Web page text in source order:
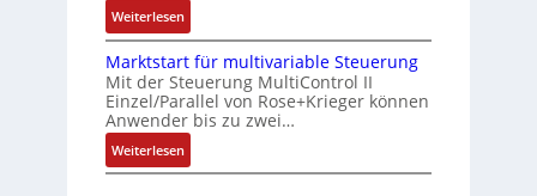
r
s
i
c
z
i
a
l
I
n
d
u
t
Weiterlesen:
A
u
f
t
r
a
g
Marktstart für multivariable Steuerung
Mit der Steuerung MultiControl II
Einzel/Parallel von Rose+Krieger können
Anwender bis zu zwei…
Weiterlesen:
M